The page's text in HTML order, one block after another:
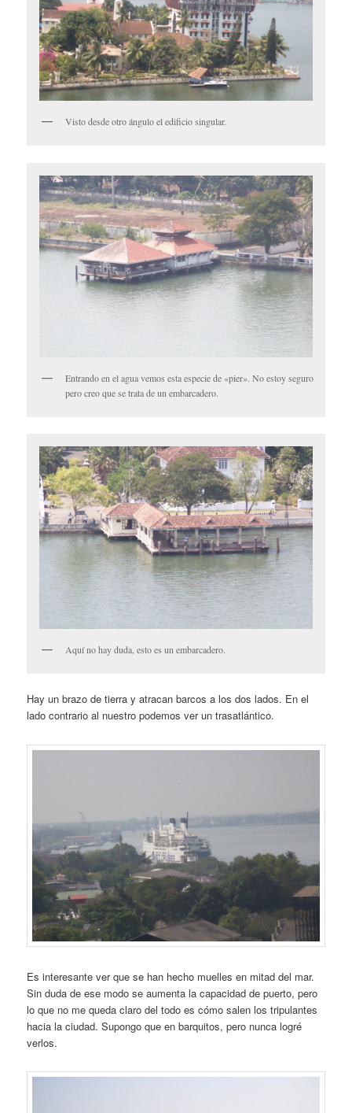
Visto desde otro ángulo el edificio singular.
Entrando en el agua vemos esta especie de «pier». No estoy seguro
pero creo que se trata de un embarcadero.
Aquí no hay duda, esto es un embarcadero.
Hay un brazo de tierra y atracan barcos a los dos lados. En el
lado contrario al nuestro podemos ver un trasatlántico.
Es interesante ver que se han hecho muelles en mitad del mar.
Sin duda de ese modo se aumenta la capacidad de puerto, pero
lo que no me queda claro del todo es cómo salen los tripulantes
hacia la ciudad. Supongo que en barquitos, pero nunca logré
verlos.